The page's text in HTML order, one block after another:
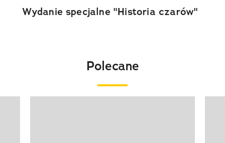
Wydanie specjalne "Historia czarów"
Polecane